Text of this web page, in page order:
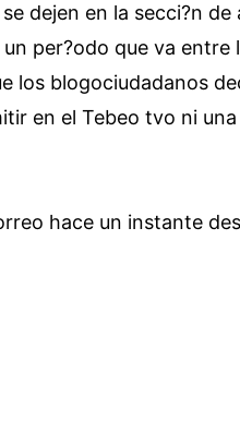
dejen en la secci?n
per?odo que va
los blogociudadanos
en el Tebeo tvo ni
hace un instante